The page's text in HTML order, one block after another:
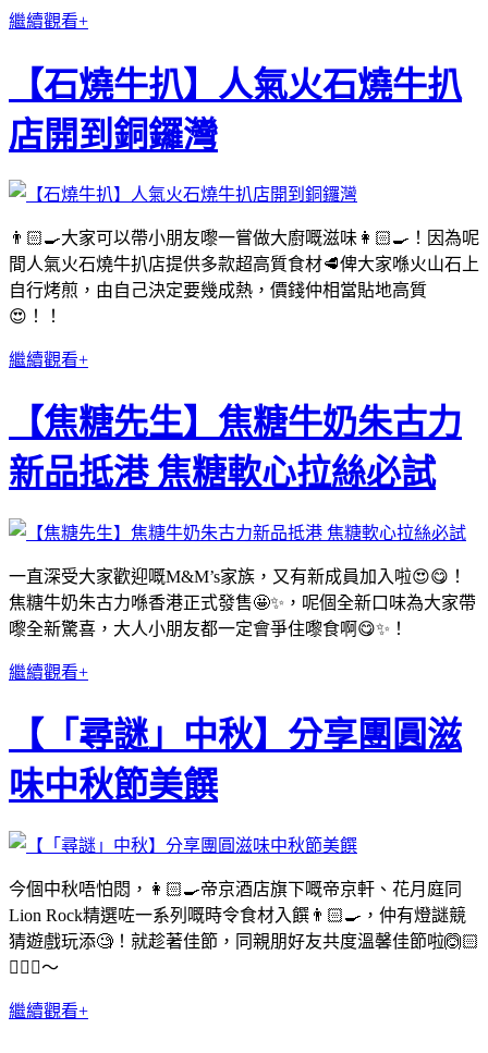
繼續觀看+
【石燒牛扒】人氣火石燒牛扒
店開到銅鑼灣
👨🏻‍🍳大家可以帶小朋友嚟一嘗做大廚嘅滋味👩🏻‍🍳！因為呢
間人氣火石燒牛扒店提供多款超高質食材🥩俾大家喺火山石上
自行烤煎，由自己決定要幾成熱，價錢仲相當貼地高質
😍！！
繼續觀看+
【焦糖先生】焦糖牛奶朱古力
新品抵港 焦糖軟心拉絲必試
一直深受大家歡迎嘅M&M’s家族，又有新成員加入啦😍😋！
焦糖牛奶朱古力喺香港正式發售🤩✨，呢個全新口味為大家帶
嚟全新驚喜，大人小朋友都一定會爭住嚟食啊😋✨！
繼續觀看+
【「尋謎」中秋】分享團圓滋
味中秋節美饌
今個中秋唔怕悶，👩🏻‍🍳帝京酒店旗下嘅帝京軒、花月庭同
Lion Rock精選咗一系列嘅時令食材入饌👨🏻‍🍳，仲有燈謎競
猜遊戲玩添🧐！就趁著佳節，同親朋好友共度溫馨佳節啦🙆🏻
🙆🏻‍♂️～
繼續觀看+